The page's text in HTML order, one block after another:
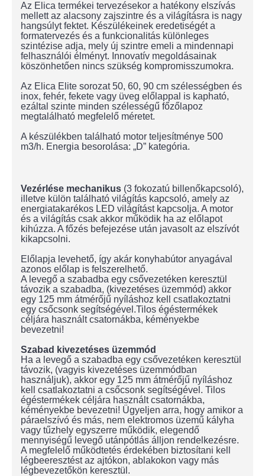
Az Elica termékei tervezésekor a hatékony elszívás
mellett az alacsony zajszintre és a világításra is nagy
hangsúlyt fektet. Készülékeinek eredetiségét a
formatervezés és a funkcionalitás különleges
szintézise adja, mely új szintre emeli a mindennapi
felhasználói élményt. Innovatív megoldásainak
köszönhetően nincs szükség kompromisszumokra.
Az Elica Elite sorozat 50, 60, 90 cm szélességben és
inox, fehér, fekete vagy üveg előlappal is kapható,
ezáltal szinte minden szélességű főzőlapoz
megtalálható megfelelő méretet.
A készülékben található motor teljesítménye 500
m3/h. Energia besorolása: „D” kategória.
Vezérlése mechanikus (3 fokozatú billenőkapcsoló),
illetve külön található világítás kapcsoló, amely az
energiatakarékos LED világítást kapcsolja. A motor
és a világítás csak akkor működik ha az előlapot
kihúzza. A főzés befejezése után javasolt az elszívót
kikapcsolni.
Előlapja levehető, így akár konyhabútor anyagával
azonos előlap is felszerelhető.
A levegő a szabadba egy csővezetéken keresztül
távozik a szabadba, (kivezetéses üzemmód) akkor
egy 125 mm átmérőjű nyíláshoz kell csatlakoztatni
egy csőcsonk segítségével.Tilos égéstermékek
céljára használt csatornákba, kéményekbe
bevezetni!
Szabad kivezetéses üzemmód
Ha a levegő a szabadba egy csővezetéken keresztül
távozik, (vagyis kivezetéses üzemmódban
használjuk), akkor egy 125 mm átmérőjű nyíláshoz
kell csatlakoztatni a csőcsonk segítségével. Tilos
égéstermékek céljára használt csatornákba,
kéményekbe bevezetni! Ügyeljen arra, hogy amikor a
páraelszívó és más, nem elektromos üzemű kályha
vagy tűzhely egyszerre működik, elegendő
mennyiségű levegő utánpótlás álljon rendelkezésre.
A megfelelő működtetés érdekében biztosítani kell
légbeeresztést az ajtókon, ablakokon vagy más
légbevezetőkön keresztül.